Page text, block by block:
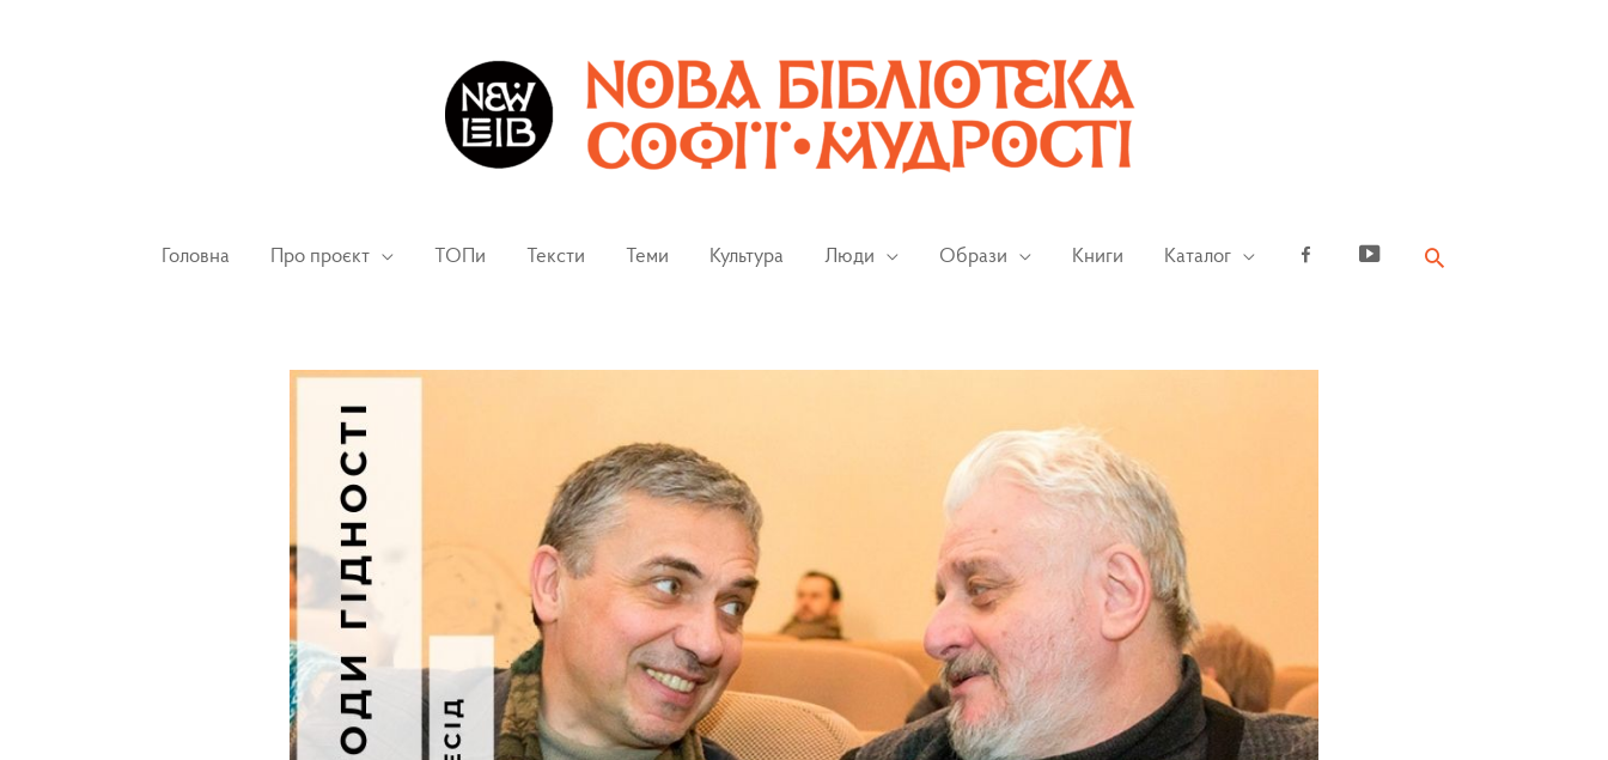
Головна Про проєкт ТОПи Тексти Теми Культура Люди Образи Книги
Каталог